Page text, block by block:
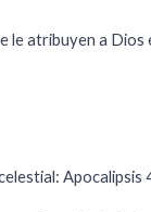
le atribuyen a Dios
Apocalipsis